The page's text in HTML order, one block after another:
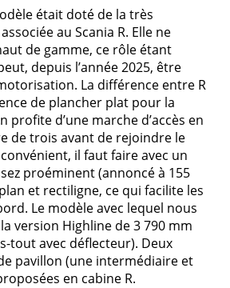
était doté de la très
au Scania R. Elle ne
de gamme, ce rôle étant
depuis l’année 2025, être
La différence entre R
de plancher plat pour la
profite d’une marche d’accès en
de trois avant de rejoindre le
il faut faire avec un
proéminent (annoncé à 155
et rectiligne, ce qui facilite les
Le modèle avec lequel nous
version Highline de 3 790 mm
tout avec déflecteur). Deux
pavillon (une intermédiaire et
en cabine R.